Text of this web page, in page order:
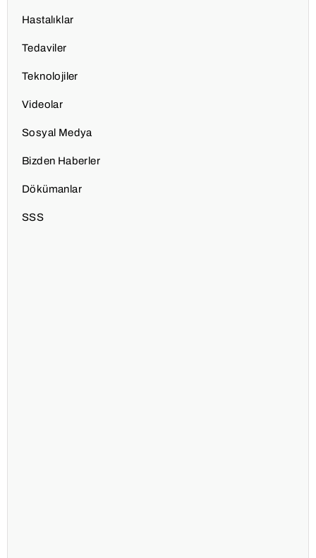
Hastalıklar
Tedaviler
Teknolojiler
Videolar
Sosyal Medya
Bizden Haberler
Dökümanlar
SSS